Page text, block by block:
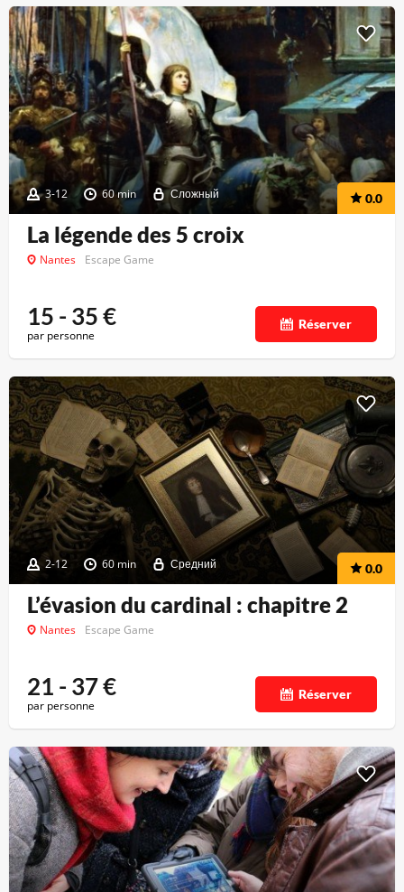
3-12 60 min Сложный 0.0
La légende des 5 croix
Nantes Escape Game
15 - 35€
par personne
Réserver
2-12 60 min Средний 0.0
L’évasion du cardinal : chapitre 2
Nantes Escape Game
21 - 37€
par personne
Réserver